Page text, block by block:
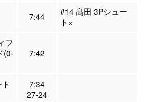
7:44
#14 髙田 3Pシュー
ト×
フ
(0-
7:42
7:34
27-24